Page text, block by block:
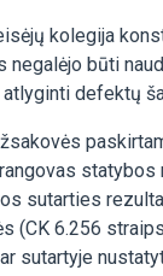
kolegija
būti
defektų
sutarties
(CK 6.256
sutartyje